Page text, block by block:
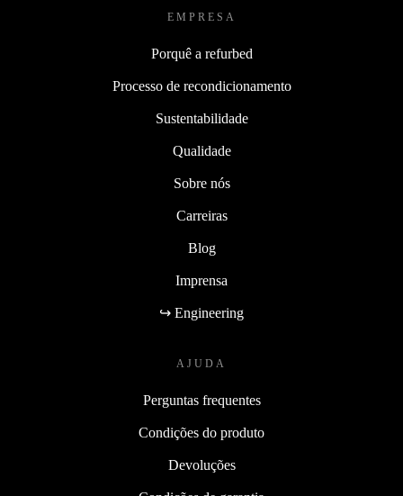
EMPRESA
Porquê a refurbed
Processo de recondicionamento
Sustentabilidade
Qualidade
Sobre nós
Carreiras
Blog
Imprensa
↪ Engineering
AJUDA
Perguntas frequentes
Condições do produto
Devoluções